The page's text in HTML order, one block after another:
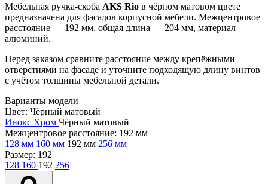
Мебельная ручка-скоба AKS Rio в чёрном матовом цвете
предназначена для фасадов корпусной мебели. Межцентровое
расстояние — 192 мм, общая длина — 204 мм, материал —
алюминий.
Перед заказом сравните расстояние между крепёжными
отверстиями на фасаде и уточните подходящую длину винтов
с учётом толщины мебельной детали.
Варианты модели
Цвет: Чёрный матовый
Инокс Хром Чёрный матовый
Межцентровое расстояние: 192 мм
128 мм 160 мм 192 мм 256 мм
Размер: 192
128 160 192 256